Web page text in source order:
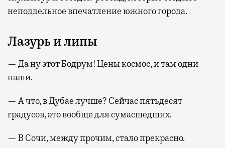
неподдельное впечатление южного города.
Лазурь и липы
— Да ну этот Бодрум! Цены космос, и там одни
наши.
— А что, в Дубае лучше? Сейчас пятьдесят
градусов, это вообще для сумасшедших.
— В Сочи, между прочим, стало прекрасно.